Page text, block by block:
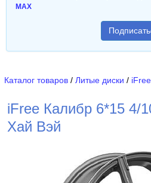
MAX
Каталог товаров / Литые диски / iFree
iFree Калибр 6*15 4/
Хай Вэй